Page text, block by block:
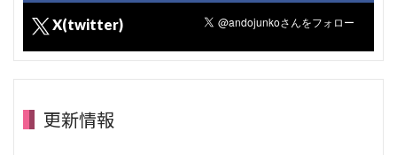
X(twitter)
更新情報